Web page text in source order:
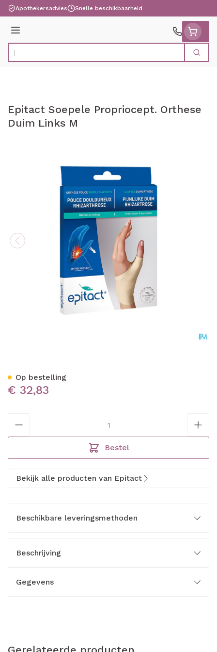
Ga naar de inhoud
Apothekersadvies Snelle beschikbaarheid
Menu
Product, merk, categorie... Zoek
Epitact Soepele Propriocept. Orthese
Duim Links M
€ 32,83
Bestel
Op bestelling
Bekijk alle producten van Epitact
Beschikbare leveringsmethoden
Beschrijving
Gegevens